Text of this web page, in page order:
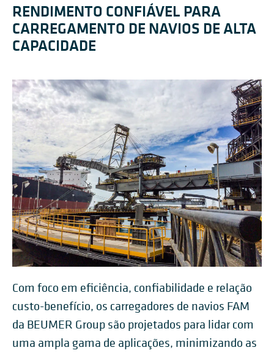
RENDIMENTO CONFIÁVEL PARA
CARREGAMENTO DE NAVIOS DE ALTA
CAPACIDADE
Com foco em eficiência, confiabilidade e relação
custo-benefício, os carregadores de navios FAM
da BEUMER Group são projetados para lidar com
uma ampla gama de aplicações, minimizando as